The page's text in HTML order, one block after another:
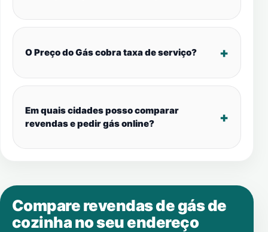
O Preço do Gás cobra taxa de serviço?
Em quais cidades posso comparar
revendas e pedir gás online?
Compare revendas de gás de
cozinha no seu endereço